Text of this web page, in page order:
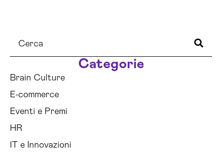
Categorie
Brain Culture
E-commerce
Eventi e Premi
HR
IT e Innovazioni